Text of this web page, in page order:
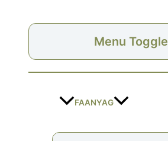
Menu Toggle
FAANYAG